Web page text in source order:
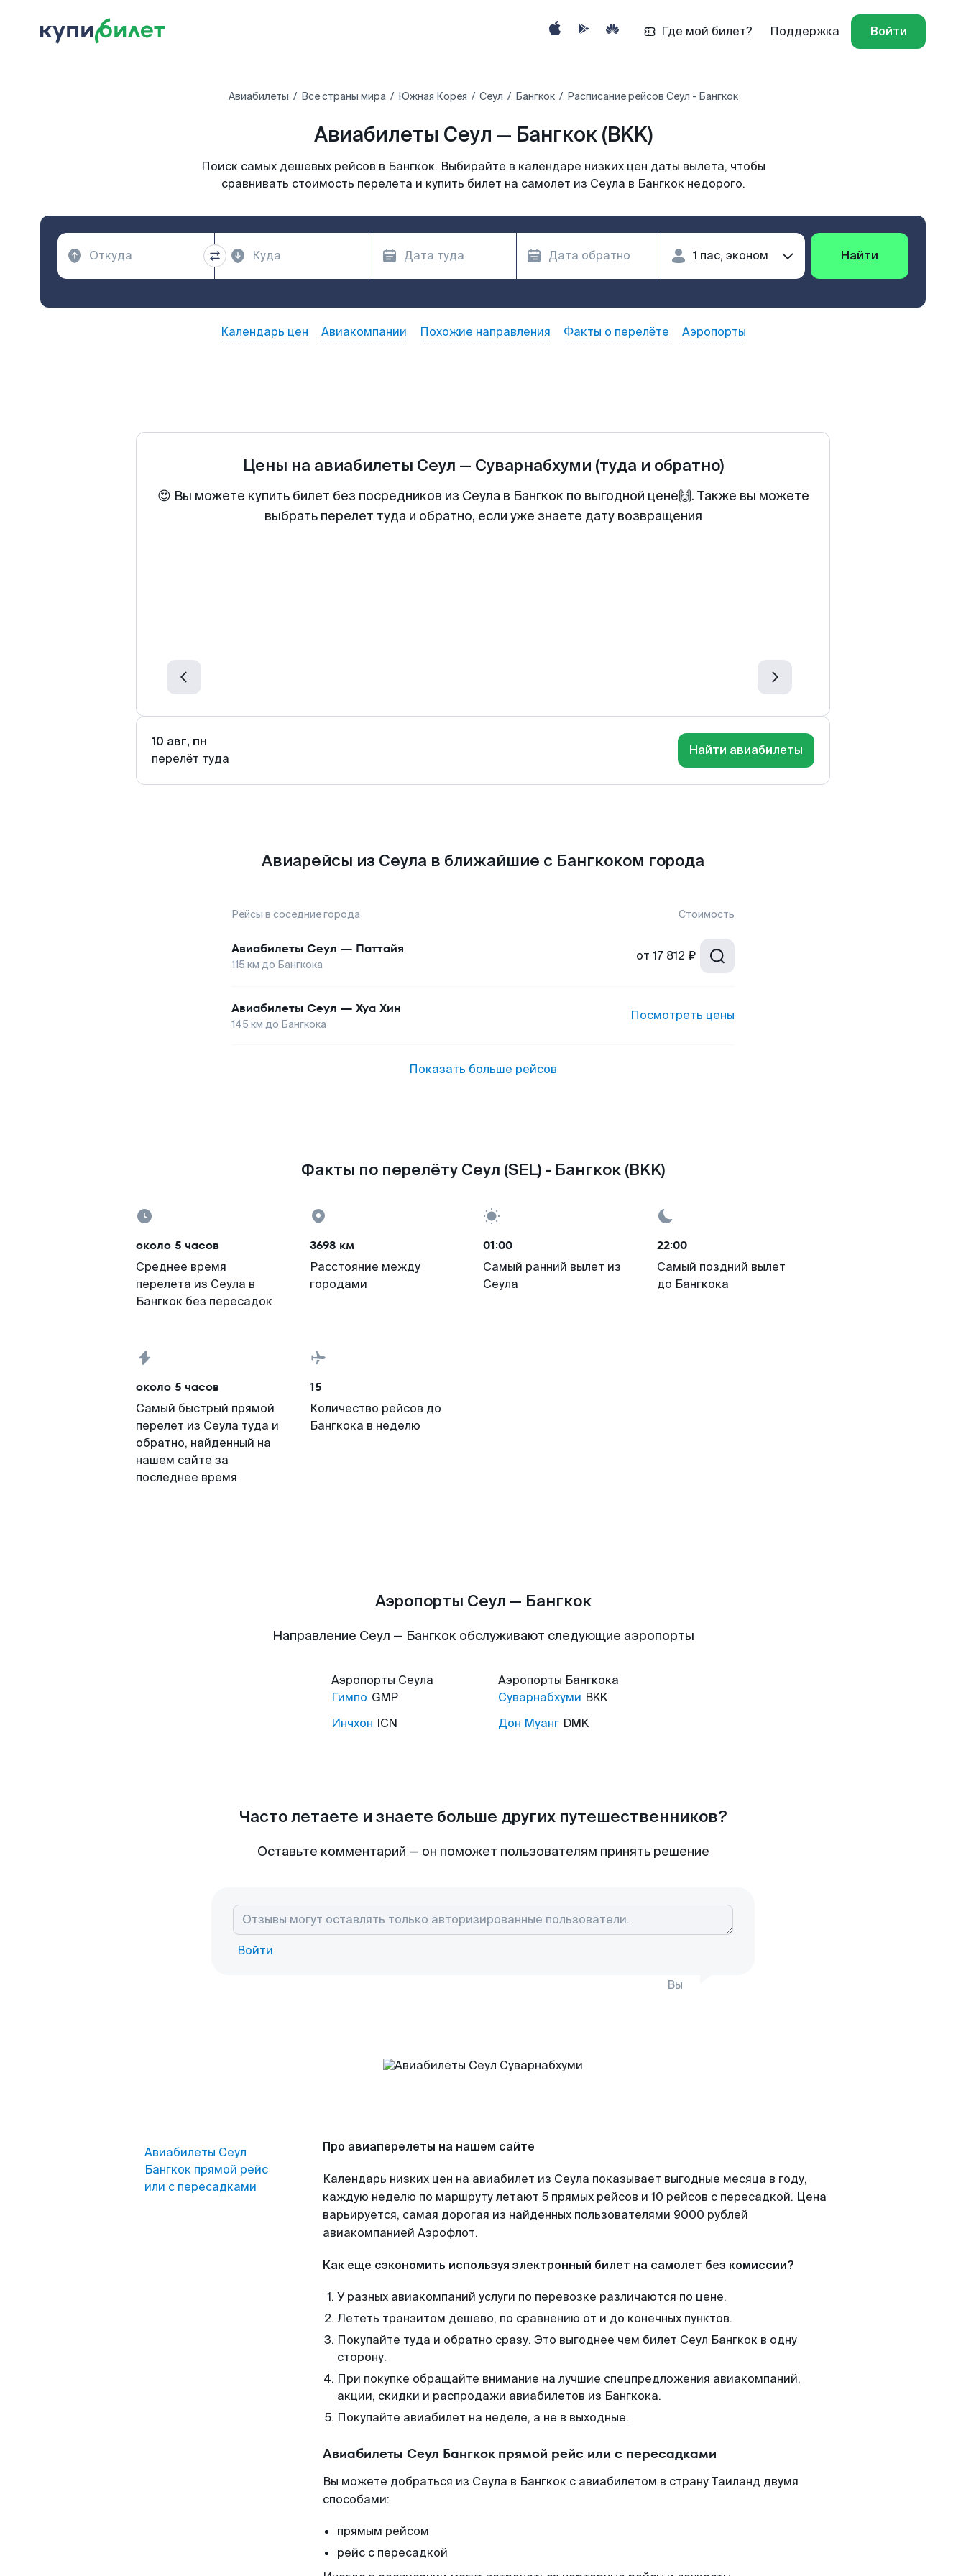
Где мой билет? Поддержка Войти
Авиабилеты Все страны мира Южная Корея Сеул Бангкок Расписание рейсов Сеул - Бангкок
Авиабилеты Сеул — Бангкок (BKK)
Поиск самых дешевых рейсов в Бангкок. Выбирайте в календаре низких цен даты вылета, чтобы
сравнивать стоимость перелета и купить билет на самолет из Сеула в Бангкок недорого.
Найти
Календарь цен Авиакомпании Похожие направления Факты о перелёте Аэропорты
Цены на авиабилеты Сеул — Суварнабхуми (туда и обратно)
😍 Вы можете купить билет без посредников из Сеула в Бангкок по выгодной цене🙌. Также вы можете
выбрать перелет туда и обратно, если уже знаете дату возвращения
10 авг, пн
перелёт туда
Найти авиабилеты
Авиарейсы из Сеула в ближайшие с Бангкоком города
Рейсы в соседние города Стоимость
Авиабилеты Сеул — Паттайя
115 км до Бангкока
от 17 812 ₽
Авиабилеты Сеул — Хуа Хин
145 км до Бангкока
Посмотреть цены
Показать больше рейсов
Факты по перелёту Сеул (SEL) - Бангкок (BKK)
около 5 часов
Среднее время
перелета из Сеула в
Бангкок без пересадок
3698 км
Расстояние между
городами
01:00
Самый ранний вылет из
Сеула
22:00
Самый поздний вылет
до Бангкока
около 5 часов
Самый быстрый прямой
перелет из Сеула туда и
обратно, найденный на
нашем сайте за
последнее время
15
Количество рейсов до
Бангкока в неделю
Аэропорты Сеул — Бангкок
Направление Сеул — Бангкок обслуживают следующие аэропорты
Аэропорты Сеула
Гимпо GMP
Инчхон ICN
Аэропорты Бангкока
Суварнабхуми BKK
Дон Муанг DMK
Часто летаете и знаете больше других путешественников?
Оставьте комментарий — он поможет пользователям принять решение
Войти
Вы
Авиабилеты Сеул
Бангкок прямой рейс
или с пересадками
Про авиаперелеты на нашем сайте
Календарь низких цен на авиабилет из Сеула показывает выгодные месяца в году,
каждую неделю по маршруту летают 5 прямых рейсов и 10 рейсов с пересадкой. Цена
варьируется, самая дорогая из найденных пользователями 9000 рублей
авиакомпанией Аэрофлот.
Как еще сэкономить используя электронный билет на самолет без комиссии?
У разных авиакомпаний услуги по перевозке различаются по цене.
Лететь транзитом дешево, по сравнению от и до конечных пунктов.
Покупайте туда и обратно сразу. Это выгоднее чем билет Сеул Бангкок в одну
сторону.
При покупке обращайте внимание на лучшие спецпредложения авиакомпаний,
акции, скидки и распродажи авиабилетов из Бангкока.
Покупайте авиабилет на неделе, а не в выходные.
Авиабилеты Сеул Бангкок прямой рейс или с пересадками
Вы можете добраться из Сеула в Бангкок с авиабилетом в страну Таиланд двумя
способами:
прямым рейсом
рейс с пересадкой